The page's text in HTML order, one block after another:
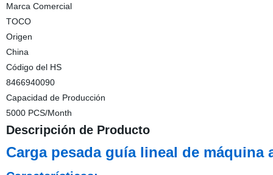
Marca Comercial
TOCO
Origen
China
Código del HS
8466940090
Capacidad de Producción
5000 PCS/Month
Descripción de Producto
Carga pesada guía lineal de máquina